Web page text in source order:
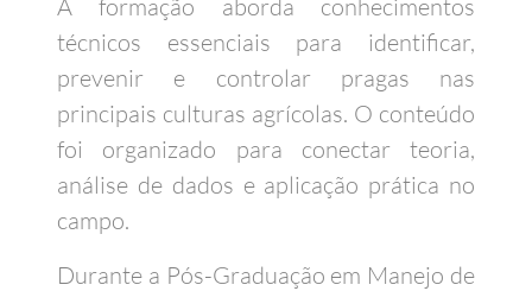
A formação aborda conhecimentos
técnicos essenciais para identificar,
prevenir e controlar pragas nas
principais culturas agrícolas. O conteúdo
foi organizado para conectar teoria,
análise de dados e aplicação prática no
campo.
Durante a Pós-Graduação em Manejo de